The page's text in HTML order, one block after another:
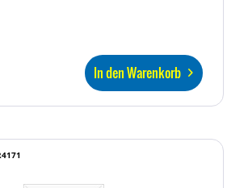
In den Warenkorb